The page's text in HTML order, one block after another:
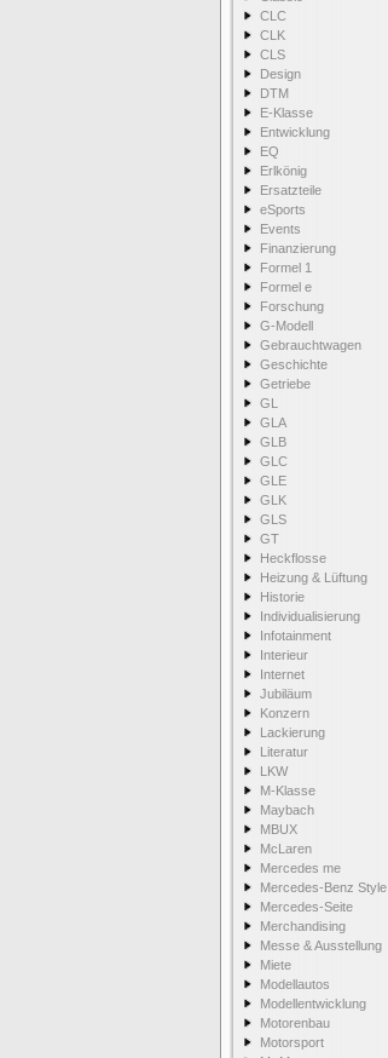
CLC
CLK
CLS
Design
DTM
E-Klasse
Entwicklung
EQ
Erlkönig
Ersatzteile
eSports
Events
Finanzierung
Formel 1
Formel e
Forschung
G-Modell
Gebrauchtwagen
Geschichte
Getriebe
GL
GLA
GLB
GLC
GLE
GLK
GLS
GT
Heckflosse
Heizung & Lüftung
Historie
Individualisierung
Infotainment
Interieur
Internet
Jubiläum
Konzern
Lackierung
Literatur
LKW
M-Klasse
Maybach
MBUX
McLaren
Mercedes me
Mercedes-Benz Style
Mercedes-Seite
Merchandising
Messe & Ausstellung
Miete
Modellautos
Modellentwicklung
Motorenbau
Motorsport